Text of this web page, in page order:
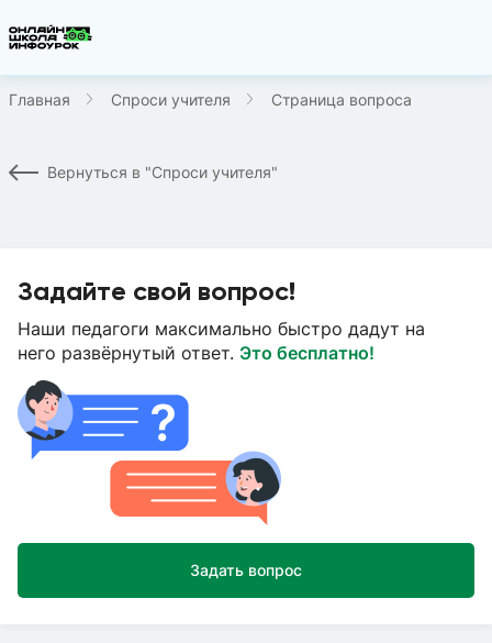
Главная Спроси учителя Страница вопроса
Вернуться в "Спроси учителя"
Задайте свой вопрос!
Наши педагоги максимально быстро дадут на
него развёрнутый ответ. Это бесплатно!
Задать вопрос